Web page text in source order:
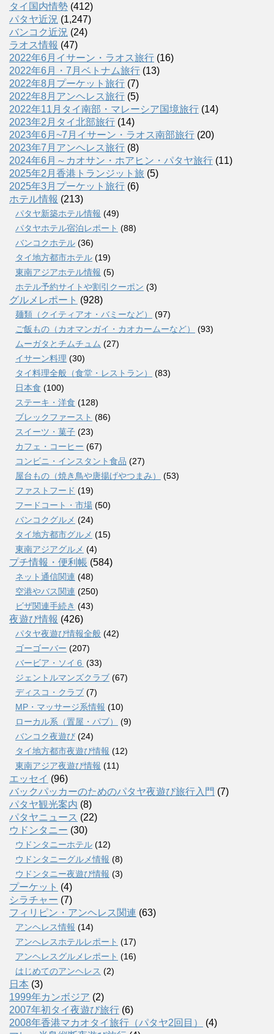
タイ国内情勢 (412)
パタヤ近況 (1,247)
バンコク近況 (24)
ラオス情報 (47)
2022年6月イサーン・ラオス旅行 (16)
2022年6月・7月ベトナム旅行 (13)
2022年8月プーケット旅行 (7)
2022年8月アンヘレス旅行 (5)
2022年11月タイ南部・マレーシア国境旅行 (14)
2023年2月タイ北部旅行 (14)
2023年6月~7月イサーン・ラオス南部旅行 (20)
2023年7月アンヘレス旅行 (8)
2024年6月～カオサン・ホアヒン・パタヤ旅行 (11)
2025年2月香港トランジット旅 (5)
2025年3月プーケット旅行 (6)
ホテル情報 (213)
パタヤ新築ホテル情報 (49)
パタヤホテル宿泊レポート (88)
バンコクホテル (36)
タイ地方都市ホテル (19)
東南アジアホテル情報 (5)
ホテル予約サイトや割引クーポン (3)
グルメレポート (928)
麺類（クイティアオ・バミーなど）
(97)
ご飯もの（カオマンガイ・カオカームーなど）
(93)
ムーガタとチムチュム (27)
イサーン料理 (30)
タイ料理全般（食堂・レストラン）
(83)
日本食 (100)
ステーキ・洋食 (128)
ブレックファースト (86)
スイーツ・菓子 (23)
カフェ・コーヒー (67)
コンビニ・インスタント食品 (27)
屋台もの（焼き鳥や唐揚げやつまみ）
(53)
ファストフード (19)
フードコート・市場 (50)
バンコクグルメ (24)
タイ地方都市グルメ (15)
東南アジアグルメ (4)
プチ情報・便利帳 (584)
ネット通信関連 (48)
空港やバス関連 (250)
ビザ関連手続き (43)
夜遊び情報 (426)
パタヤ夜遊び情報全般 (42)
ゴーゴーバー (207)
バービア・ソイ６ (33)
ジェントルマンズクラブ (67)
ディスコ・クラブ (7)
MP・マッサージ系情報 (10)
ローカル系（置屋・パブ）
(9)
バンコク夜遊び (24)
タイ地方都市夜遊び情報 (12)
東南アジア夜遊び情報 (11)
エッセイ (96)
バックパッカーのためのパタヤ夜遊び旅行入門 (7)
パタヤ観光案内 (8)
パタヤニュース (22)
ウドンタニー (30)
ウドンタニーホテル (12)
ウドンタニーグルメ情報 (8)
ウドンタニー夜遊び情報 (3)
プーケット (4)
シラチャー (7)
フィリピン・アンヘレス関連 (63)
アンヘレス情報 (14)
アンへレスホテルレポート (17)
アンヘレスグルメレポート (16)
はじめてのアンヘレス (2)
日本 (3)
1999年カンボジア (2)
2007年初タイ夜遊び旅行 (6)
2008年香港マカオタイ旅行（パタヤ2回目）
(4)